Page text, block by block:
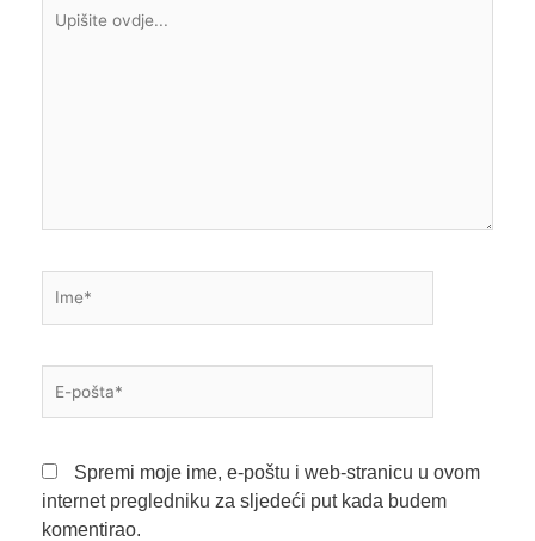
ovdje...
pošta*
Spremi moje ime, e-poštu i web-stranicu u ovom
internet pregledniku za sljedeći put kada budem
komentirao.